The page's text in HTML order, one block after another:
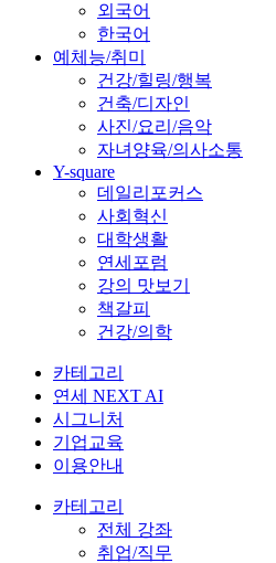
외국어
한국어
예체능/취미
건강/힐링/행복
건축/디자인
사진/요리/음악
자녀양육/의사소통
Y-square
데일리포커스
사회혁신
대학생활
연세포럼
강의 맛보기
책갈피
건강/의학
카테고리
연세 NEXT AI
시그니처
기업교육
이용안내
카테고리
전체 강좌
취업/직무